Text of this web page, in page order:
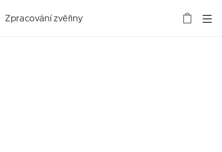
Zpracování zvěřiny